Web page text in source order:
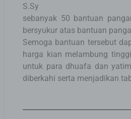
S.Sy
sebanyak 50 bantuan
bersyukur atas bantuan
Semoga bantuan tersebut
harga kian melambung
untuk para dhuafa dan
diberkahi serta menjadikan